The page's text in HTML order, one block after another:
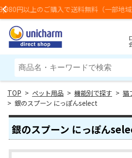
Previous
一部地域除く） お荷
> ペット用品 > 機能別で探す > 猫
> 銀のスプーン にっぽんselect
銀のスプーン にっぽん